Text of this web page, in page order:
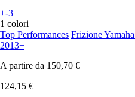
+-3
1 colori
Top Performances Frizione
2013+
A partire da 150,70 €
124,15 €